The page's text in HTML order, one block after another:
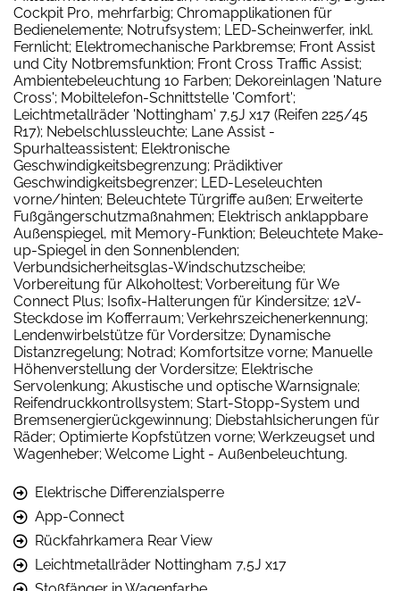
Cockpit Pro, mehrfarbig; Chromapplikationen für
Bedienelemente; Notrufsystem; LED-Scheinwerfer, inkl.
Fernlicht; Elektromechanische Parkbremse; Front Assist
und City Notbremsfunktion; Front Cross Traffic Assist;
Ambientebeleuchtung 10 Farben; Dekoreinlagen 'Nature
Cross'; Mobiltelefon-Schnittstelle 'Comfort';
Leichtmetallräder 'Nottingham' 7,5J x17 (Reifen 225/45
R17); Nebelschlussleuchte; Lane Assist -
Spurhalteassistent; Elektronische
Geschwindigkeitsbegrenzung; Prädiktiver
Geschwindigkeitsbegrenzer; LED-Leseleuchten
vorne/hinten; Beleuchtete Türgriffe außen; Erweiterte
Fußgängerschutzmaßnahmen; Elektrisch anklappbare
Außenspiegel, mit Memory-Funktion; Beleuchtete Make-
up-Spiegel in den Sonnenblenden;
Verbundsicherheitsglas-Windschutzscheibe;
Vorbereitung für Alkoholtest; Vorbereitung für We
Connect Plus; Isofix-Halterungen für Kindersitze; 12V-
Steckdose im Kofferraum; Verkehrszeichenerkennung;
Lendenwirbelstütze für Vordersitze; Dynamische
Distanzregelung; Notrad; Komfortsitze vorne; Manuelle
Höhenverstellung der Vordersitze; Elektrische
Servolenkung; Akustische und optische Warnsignale;
Reifendruckkontrollsystem; Start-Stopp-System und
Bremsenergierückgewinnung; Diebstahlsicherungen für
Räder; Optimierte Kopfstützen vorne; Werkzeugset und
Wagenheber; Welcome Light - Außenbeleuchtung.
Elektrische Differenzialsperre
App-Connect
Rückfahrkamera Rear View
Leichtmetallräder Nottingham 7,5J x17